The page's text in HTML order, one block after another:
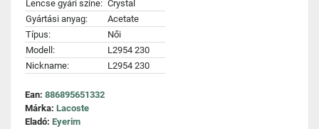
Lencse gyári színe: Crystal
Gyártási anyag:
Acetate
Típus:
Női
Modell:
L2954 230
Nickname:
L2954 230
Ean: 886895651332
Márka: Lacoste
Eladó: Eyerim